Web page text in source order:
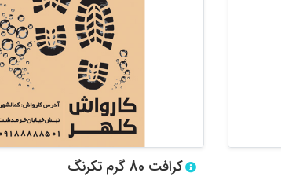
کرافت 80 گرم تکرنگ